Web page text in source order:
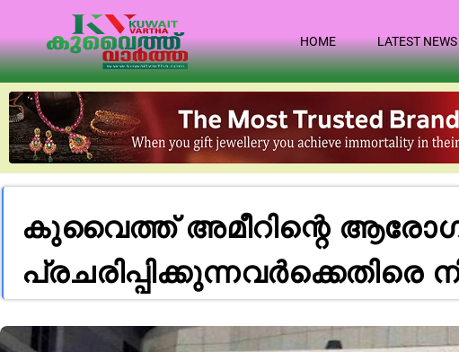
HOME LATEST NEWS
കുവൈത്ത് അമീറിന്റെ
പ്രചരിപ്പിക്കുന്നവർക്കെതിരെ